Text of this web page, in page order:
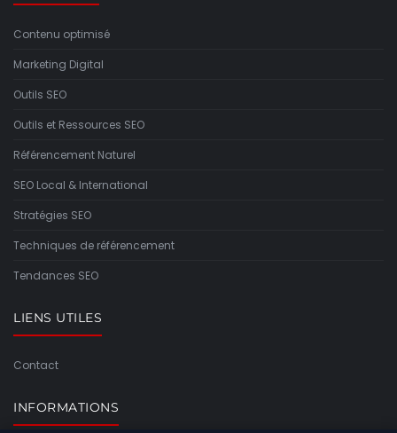
Contenu optimisé
Marketing Digital
Outils SEO
Outils et Ressources SEO
Référencement Naturel
SEO Local & International
Stratégies SEO
Techniques de référencement
Tendances SEO
LIENS UTILES
Contact
INFORMATIONS